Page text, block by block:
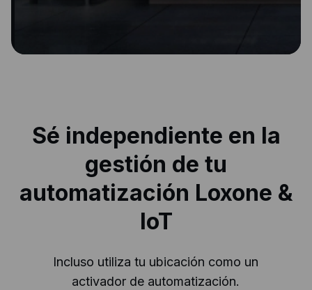
Sé independiente en la
gestión de tu
automatización Loxone &
IoT
Incluso utiliza tu ubicación como un
activador de automatización.